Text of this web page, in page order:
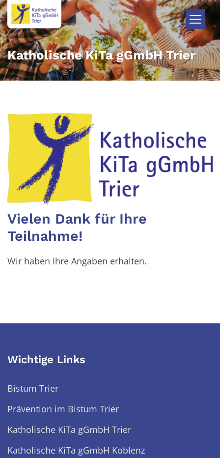
Zum Inhalt springen
Katholische KiTa gGmbH Trier
Vielen Dank für Ihre
Teilnahme!
Wir haben Ihre Angaben erhalten.
Wichtige Links
Bistum Trier
Prävention im Bistum Trier
Katholische KiTa gGmbH Trier
Katholische KiTa gGmbH Koblenz